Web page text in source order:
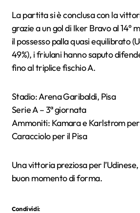
La partita si è conclusa con la
grazie a un gol di Iker Bravo al 14°
il possesso palla quasi equilibrato
49%), i friulani hanno saputo
fino al triplice fischio A.
Stadio: Arena Garibaldi, Pisa
Serie A – 3ª giornata
Ammoniti: Kamara e Karlstrom per
Caracciolo per il Pisa
Una vittoria preziosa per
buon momento di forma.
Condividi: